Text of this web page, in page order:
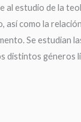
al estudio de la
así como la
Se estudian
distintos géneros